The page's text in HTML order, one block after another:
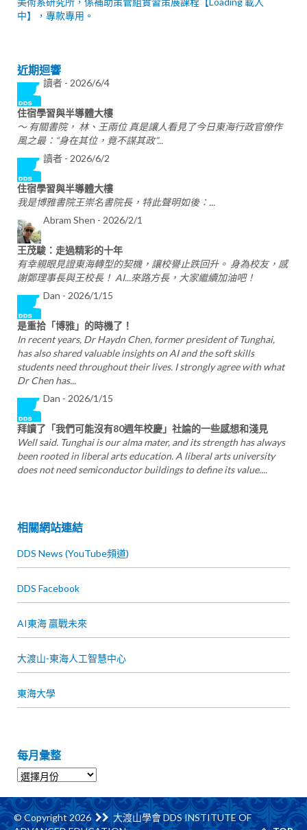
中】，專款專用。
近期迴響
讀者 - 2026/6/4
住宿學習與半導體大樓
～ 有關書院， 林、王兩位 真是讓人看見了今日東海行政官僚作
風之最：“身在其位，竟不謀其政”...
讀者 - 2026/6/2
住宿學習與半導體大樓
我是博雅書院王崇名書院長，特此聲明如後：...
Abram Shen - 2026/2/1
王茂駿：走過精彩的十年
有幸親眼見證東海轉型的契機，讓校譽止跌回升。 身為校友，感
謝鄭理事長與王校長！ AI...來路方長，大家繼續加油吧！
Dan - 2026/1/15
是重拾「博雅」的時機了！
In recent years, Dr Haydn Chen, former president of Tunghai,
has also shared valuable insights on AI and the soft skills
students need throughout their lives. I strongly agree with what
Dr Chen has...
Dan - 2026/1/15
拜讀了「我們可能沒有80週年校慶」社論的⼀些感想和淺⾒
Well said. Tunghai is our alma mater, and its strength has always
been rooted in liberal arts education. A liberal arts university
does not need semiconductor buildings to define its value....
相關網站連結
DDS News (YouTube頻道)
DDS Facebook
AI東海 贏戰未來
大渡山-東海人工智慧中心
東海大學
每月彙整
© Copyright 2026
大渡山學會 DDS INSTITUTE OF